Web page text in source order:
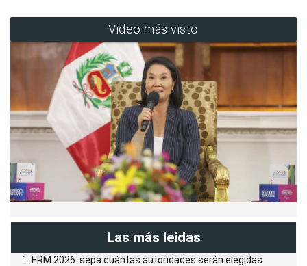
Video más visto
Las más leídas
ERM 2026: sepa cuántas autoridades serán elegidas